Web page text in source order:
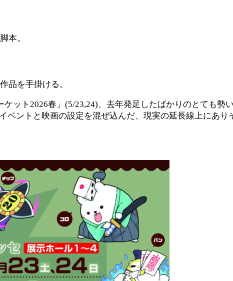
本。
品を手掛ける。
ット2026春」(5/23,24)、去年発足したばかりのとても勢
ントと映画の設定を混ぜ込んだ、現実の延長線上にあり